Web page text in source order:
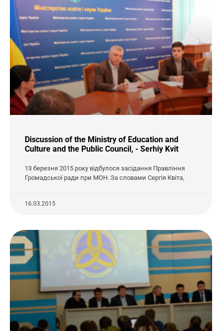
Discussion of the Ministry of Education and
Culture and the Public Council, - Serhiy Kvit
13 березня 2015 року відбулося засідання Правління
Громадської ради при МОН. За словами Сергія Квіта,
16.03.2015